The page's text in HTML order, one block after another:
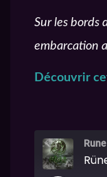
Sur les bords
embarcation
Découvrir
Rune